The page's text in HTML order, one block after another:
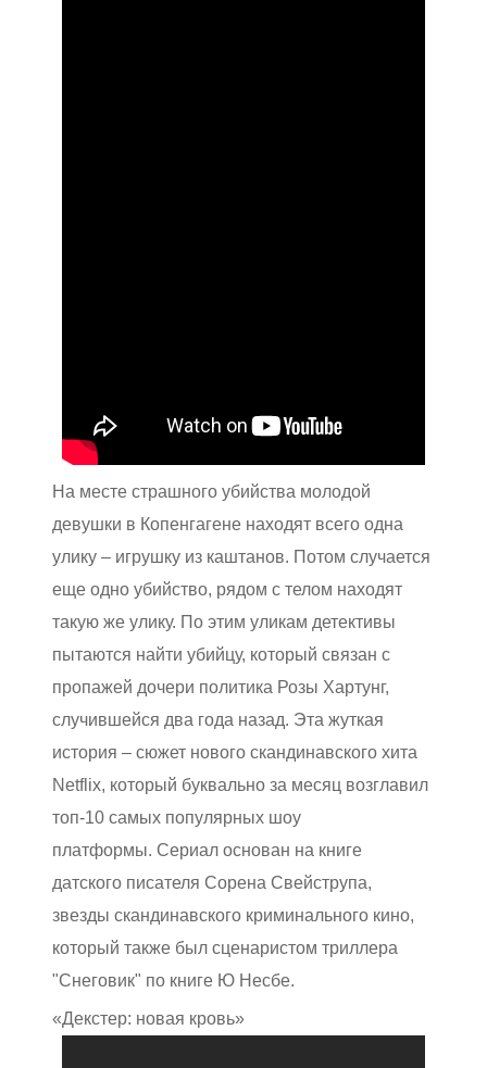
На месте страшного убийства молодой
девушки в Копенгагене находят всего одна
улику – игрушку из каштанов. Потом случается
еще одно убийство, рядом с телом находят
такую же улику. По этим уликам детективы
пытаются найти убийцу, который связан с
пропажей дочери политика Розы Хартунг,
случившейся два года назад. Эта жуткая
история – сюжет нового скандинавского хита
Netflix, который буквально за месяц возглавил
топ-10 самых популярных шоу
платформы. Сериал основан на книге
датского писателя Сорена Свейструпа,
звезды скандинавского криминального кино,
который также был сценаристом триллера
"Снеговик" по книге Ю Несбе.
«Декстер: новая кровь»